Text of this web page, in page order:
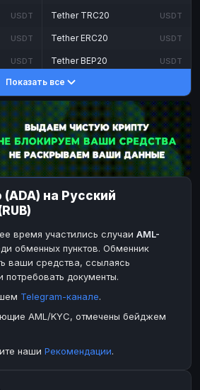
USDT
USDT
USDT
DASH
TON
DOGE
TRON
BCH
BEP20
SOL
XRP
Tether TRC20 USDT
Tether ERC20 USDT
Tether BEP20 USDT
DASH
Toncoin TON
Dogecoin DOGE
TRX TRON
Bitcoin Cash BCH
BinanceCoin
Ripple
USD
USD
Paxum
Payoneer
Показать все
на Русский
время участились случаи AML-
обменных пунктов. Обменник
ваши средства, ссылаясь
потребовать документы.
Telegram-канале.
AML/KYC, отмечены бейджем
наши Рекомендации.